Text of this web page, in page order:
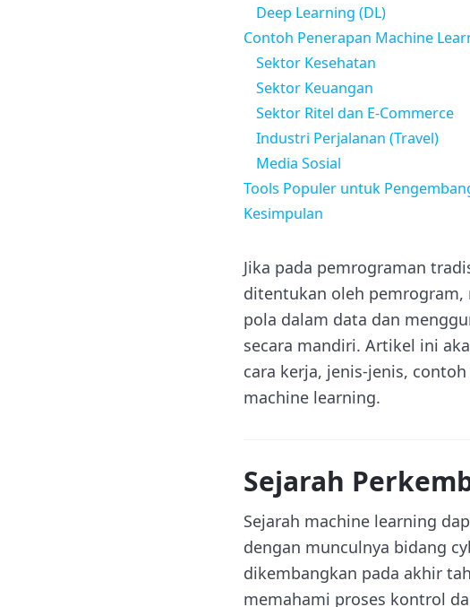
Deep Learning (DL)
Contoh Penerapan Machine
Sektor Kesehatan
Sektor Keuangan
Sektor Ritel dan E-Commerce
Industri Perjalanan (Travel)
Media Sosial
Tools Populer untuk
Kesimpulan
Jika pada pemrograman
ditentukan oleh
pola dalam data dan
secara mandiri. Artikel ini
cara kerja, jenis-jenis,
machine learning.
Sejarah
Sejarah machine learning
dengan munculnya bidang
dikembangkan pada akhir
memahami proses kontrol